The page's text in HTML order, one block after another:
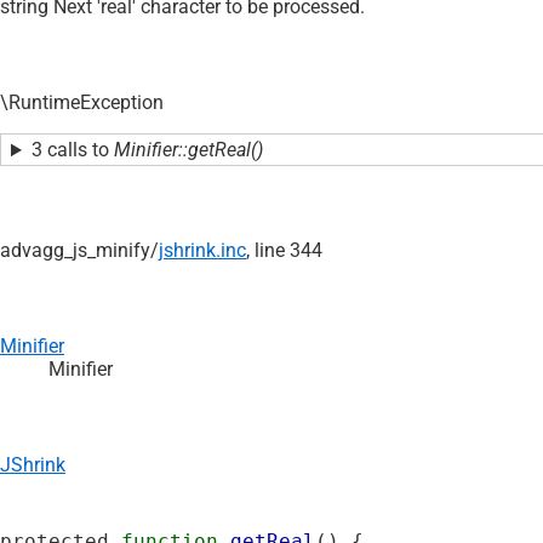
string Next 'real' character to be processed.
\RuntimeException
3 calls to Minifier::getReal()
advagg_js_minify/jshrink.inc, line 344
Minifier
Minifier
JShrink